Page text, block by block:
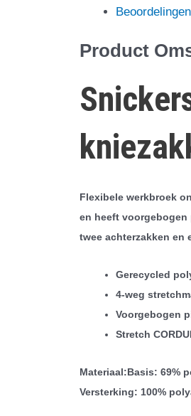
Product
Flexibele werkbroek
en heeft voorgebogen
twee achterzakken en
Gerecycled
4-weg
Voorgebogen
Stretch
Materiaal:Basis: 69%
Versterking: 100%